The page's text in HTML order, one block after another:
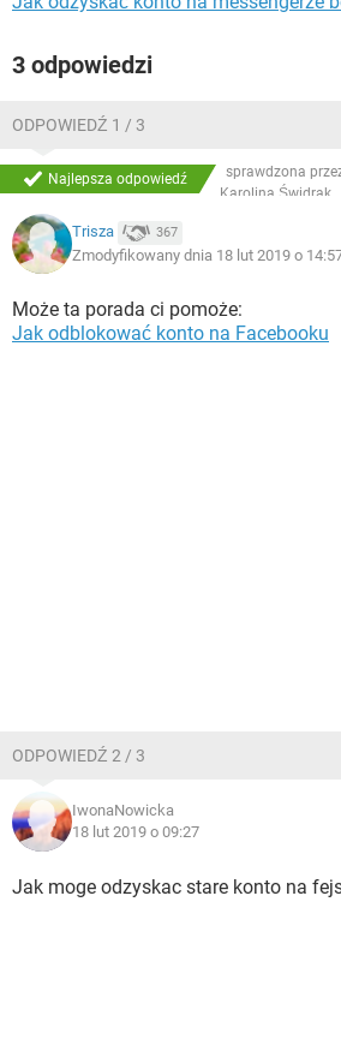
3 odpowiedzi
ODPOWIEDŹ 1 / 3
Najlepsza odpowiedź
sprawdzona
Karolina Świdrak
Trisza 367
Zmodyfikowany dnia 18 lut 2019 o
Może ta porada ci pomoże:
Jak odblokować konto na Facebooku
ODPOWIEDŹ 2 / 3
IwonaNowicka
18 lut 2019 o 09:27
Jak moge odzyskac stare konto na